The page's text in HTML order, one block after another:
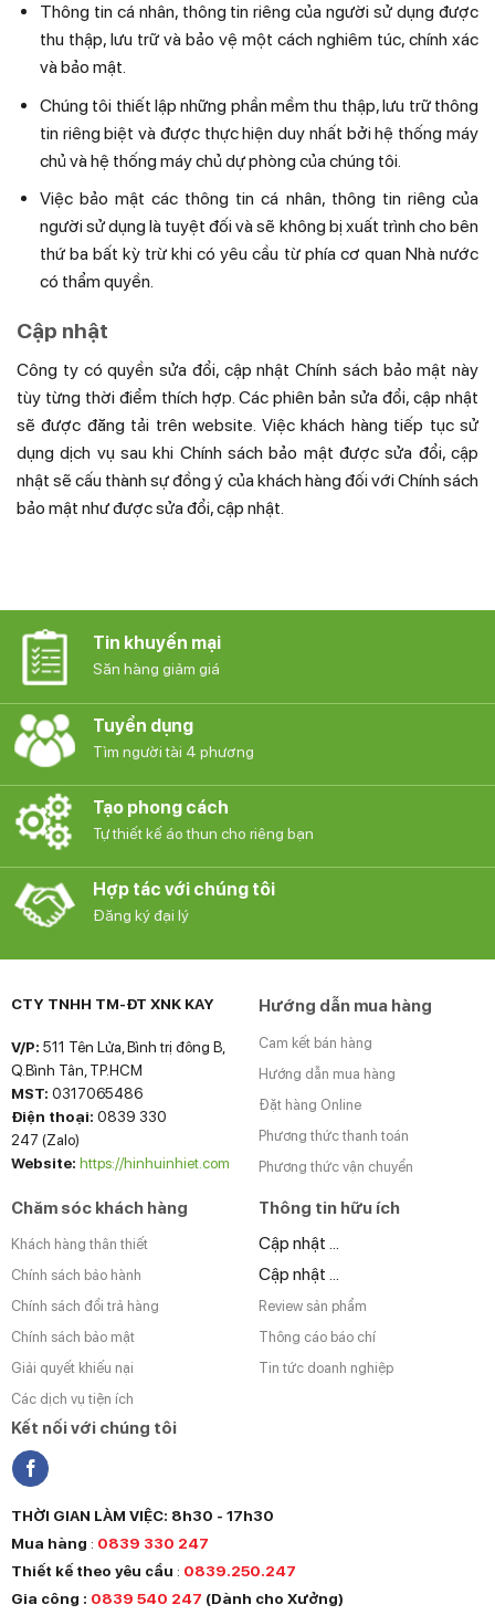
Thông tin cá nhân, thông tin riêng của người sử dụng được
thu thập, lưu trữ và bảo vệ một cách nghiêm túc, chính xác
và bảo mật.
Chúng tôi thiết lập những phần mềm thu thập, lưu trữ thông
tin riêng biệt và được thực hiện duy nhất bởi hệ thống máy
chủ và hệ thống máy chủ dự phòng của chúng tôi.
Việc bảo mật các thông tin cá nhân, thông tin riêng của
người sử dụng là tuyệt đối và sẽ không bị xuất trình cho bên
thứ ba bất kỳ trừ khi có yêu cầu từ phía cơ quan Nhà nước
có thẩm quyền.
Cập nhật
Công ty có quyền sửa đổi, cập nhật Chính sách bảo mật này
tùy từng thời điểm thích hợp. Các phiên bản sửa đổi, cập nhật
sẽ được đăng tải trên website. Việc khách hàng tiếp tục sử
dụng dịch vụ sau khi Chính sách bảo mật được sửa đổi, cập
nhật sẽ cấu thành sự đồng ý của khách hàng đối với Chính sách
bảo mật như được sửa đổi, cập nhật.
Tin khuyến mại
Săn hàng giảm giá
Tuyển dụng
Tìm người tài 4 phương
Tạo phong cách
Tự thiết kế áo thun cho riêng bạn
Hợp tác với chúng tôi
Đăng ký đại lý
CTY TNHH TM-ĐT XNK KAY
V/P: 511 Tên Lửa, Bình trị đông B,
Q.Bình Tân, TP.HCM
MST: 0317065486
Điện thoại: 0839 330
247 (Zalo)
Website: https://hinhuinhiet.com
Hướng dẫn mua hàng
Cam kết bán hàng
Hướng dẫn mua hàng
Đặt hàng Online
Phương thức thanh toán
Phương thức vận chuyển
Chăm sóc khách hàng
Khách hàng thân thiết
Chính sách bảo hành
Chính sách đổi trả hàng
Chính sách bảo mật
Giải quyết khiếu nại
Các dịch vụ tiện ích
Thông tin hữu ích
Cập nhật ...
Cập nhật ...
Review sản phẩm
Thông cáo báo chí
Tin tức doanh nghiệp
Kết nối với chúng tôi
THỜI GIAN LÀM VIỆC: 8h30 - 17h30
Mua hàng : 0839 330 247
Thiết kế theo yêu cầu : 0839.250.247
Gia công : 0839 540 247 (Dành cho Xưởng)